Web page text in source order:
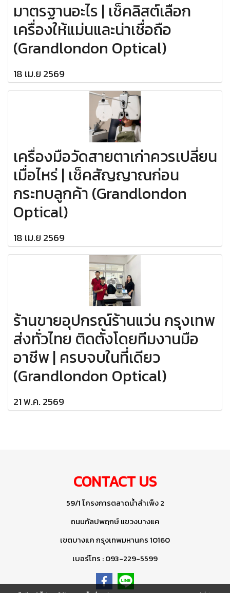
มาตรฐานอะไร | เช็คลิสต์เลือก
เครื่องให้แม่นและน่าเชื่อถือ
(Grandlondon Optical)
18 เม.ย 2569
เครื่องมือวัดสายตาเก่าควรเปลี่ยน
เมื่อไหร่ | เช็คสัญญาณก่อน
กระทบลูกค้า (Grandlondon
Optical)
18 เม.ย 2569
ร้านขายอุปกรณ์ร้านแว่น กรุงเทพ
ส่งทั่วไทย ติดตั้งโดยทีมงานมือ
อาชีพ | ครบจบในที่เดียว
(Grandlondon Optical)
21 พ.ค. 2569
CONTACT US
59/1 โครงการตลาดน้ำสำเพ็ง 2
ถนนกัลปพฤกษ์ แขวงบางแค
เขตบางแค กรุงเทพมหานคร 10160
เบอร์โทร : 093-229-5599